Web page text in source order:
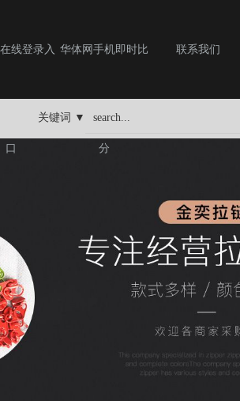
线登录入
口
华体网手机即时比
分
联系我们